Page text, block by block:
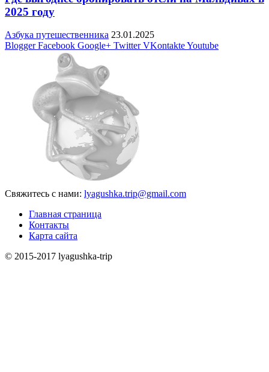
2025 году
Азбука путешественника 23.01.2025
Blogger Facebook Google+ Twitter VKontakteYoutube
Свяжитесь с нами: lyagushka.trip@gmail.com
Главная страница
Контакты
Карта сайта
© 2015-2017 lyagushka-trip